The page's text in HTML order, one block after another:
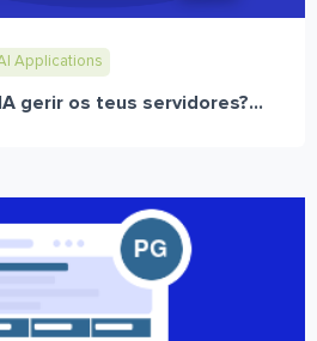
Applications
gerir os teus servidores?...